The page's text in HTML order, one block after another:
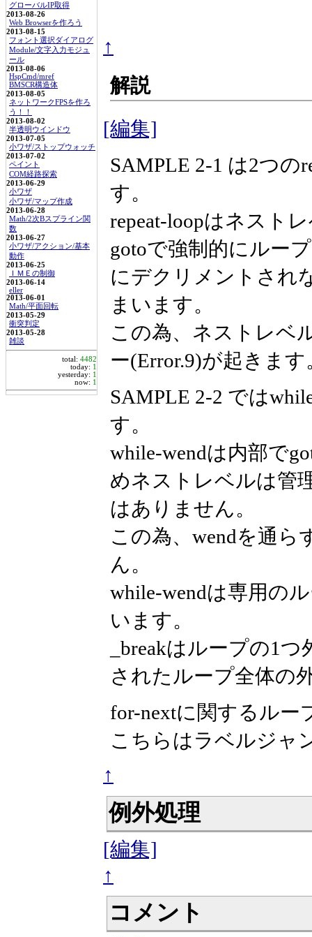
グローバルIP取得
2013-08-26
Web Browserを作ろう
2013-08-15
フォント選択ダイアログ
Module/文字入力モジュ
ール
2013-08-06
HspCmd/mref
BMSCR構造体
2013-08-05
ネットワークFPSを作ろ
う！！
2013-08-02
半透明ウインドウ
2013-07-05
小ワザ/ストップウォッチ
2013-07-02
ペイント
COM経路探索
2013-06-29
小ワザ
小ワザ/マップ作成
2013-06-28
Math/2次Bスプライン関
数
2013-06-27
小ワザ/アクション/基本
動作
2013-06-25
ＩＭＥの制御
2013-06-14
eller
2013-06-01
Math/平面回転
2013-05-29
衝突判定
2013-05-28
雑談
total: 4482
today: 1
yesterday: 1
now: 1
↑
解説
[編集]
SAMPLE 2-1 は2つの
す。
repeat-loopはネスト
gotoで強制的にルー
にデクリメントされ
まいます。
この為、ネストレベ
ー(Error.9)が起きます
SAMPLE 2-2 では
す。
while-wendは内部で
めネストレベルは管
はありません。
この為、wendを通ら
ん。
while-wendは専用の
います。
_breakはループの1
されたループ全体の
for-nextに関するルー
こちらはラベルジャ
↑
例外処理
[編集]
↑
コメント